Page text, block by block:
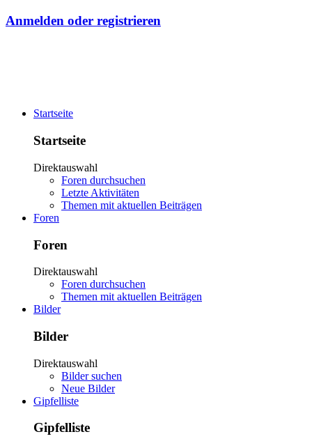
Anmelden oder registrieren
Startseite
Startseite
Direktauswahl
Foren durchsuchen
Letzte Aktivitäten
Themen mit aktuellen Beiträgen
Foren
Foren
Direktauswahl
Foren durchsuchen
Themen mit aktuellen Beiträgen
Bilder
Bilder
Direktauswahl
Bilder suchen
Neue Bilder
Gipfelliste
Gipfelliste